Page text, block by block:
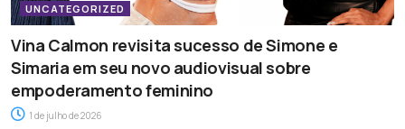
UNCATEGORIZED
Vina Calmon revisita sucesso de Simone e
Simaria em seu novo audiovisual sobre
empoderamento feminino
1 de julho de 2026